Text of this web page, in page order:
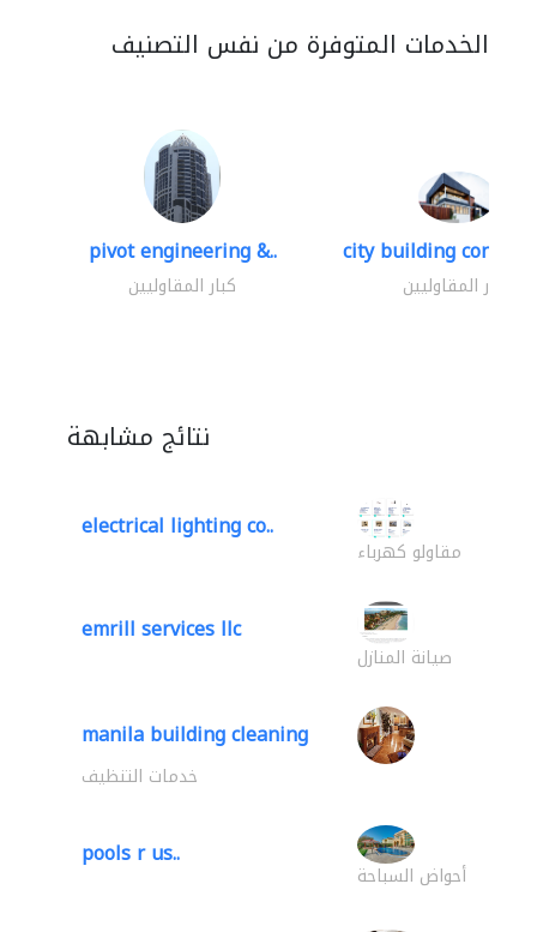
الخدمات المتوفرة من نفس التصنيف
pivot engineering &..
كبار المقاوليين
city building
كبار المقاوليين
نتائج مشابهة
electrical lighting co..
مقاولو كهرباء
emrill services llc
صيانة المنازل
manila building cleaning
خدمات التنظيف
pools r us..
أحواض السباحة